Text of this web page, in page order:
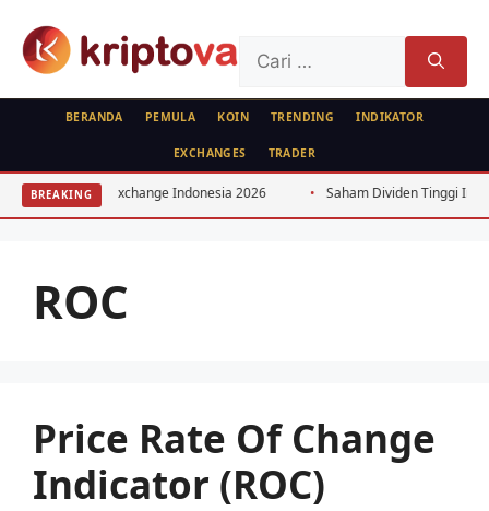
untuk:
BERANDA PEMULA KOIN TRENDING INDIKATOR
EXCHANGES TRADER
BREAKING
Bitcoin Exchange Indonesia 2026 Saham Dividen Tinggi
ROC
Price Rate Of Change
Indicator (ROC)